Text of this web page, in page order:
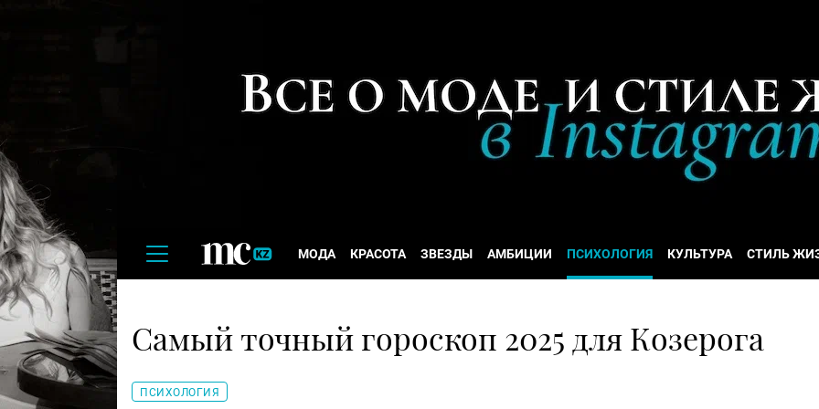
МОДА КРАСОТА ЗВЕЗДЫ АМБИЦИИ ПСИХОЛОГИЯ КУЛЬТУРА СТИЛЬ
Самый точный гороскоп 2025 для Козерога
ПСИХОЛОГИЯ